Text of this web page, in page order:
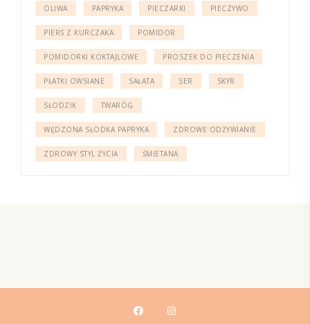
OLIWA PAPRYKA PIECZARKI PIECZYWO
PIERŚ Z KURCZAKA POMIDOR
POMIDORKI KOKTAJLOWE PROSZEK DO PIECZENIA
PŁATKI OWSIANE SAŁATA SER SKYR
SŁODZIK TWARÓG
WĘDZONA SŁODKA PAPRYKA ZDROWE ODŻYWIANIE
ZDROWY STYL ŻYCIA ŚMIETANA